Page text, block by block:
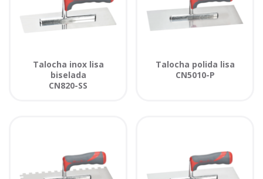
Talocha inox lisa
biselada
CN820-SS
Talocha polida lisa
CN5010-P